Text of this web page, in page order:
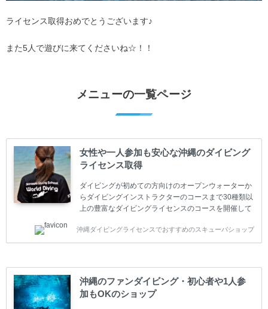
ライセンス取得おめでとうございます♪
また5人で遊びに来てくださいね☆！！
メニューの一覧ページ
女性や一人参加も安心な沖縄のダイビング
ライセンス取得
ダイビングが初めての方向けのオープンウォーターか
らダイビングインストラクターのコースまで30種類以
上の豊富なダイビングライセンスのコースを開催して
(TEC)のコースもご用意しています。 当スクールを受
講するお客様は一人参加などの少人数のご参加が最も
スクールです。各種ダイビングライセンス取得コース
は年間を通じてキャンペーンを行っています。 ベーシ
ックダイバー(Cカード) 1日間+eラーニング 最安値キ
ャンペーン ￥22800(税込) ￥16800(税込) 器材 / 送
沖縄ダイビングライセンスでおすすめのスキューバショップ
沖縄のファンダイビング・初心者や1人参
加もOKのショップ